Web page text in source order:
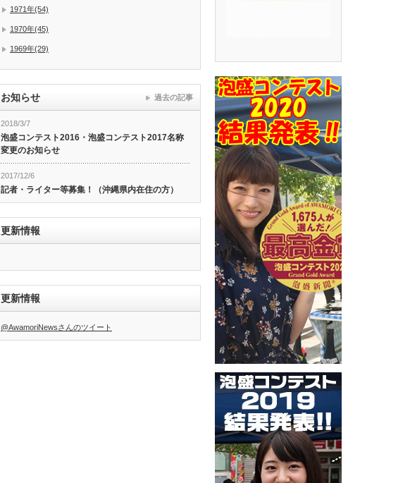
1971年(54)
1970年(45)
1969年(29)
お知らせ
2018/3/7
泡盛コンテスト2016・泡盛コンテスト2017名称
変更のお知らせ
2017/12/6
記者・ライター等募集！（沖縄県内在住の方）
過去の記事
更新情報
更新情報
@AwamoriNewsさんのツイート